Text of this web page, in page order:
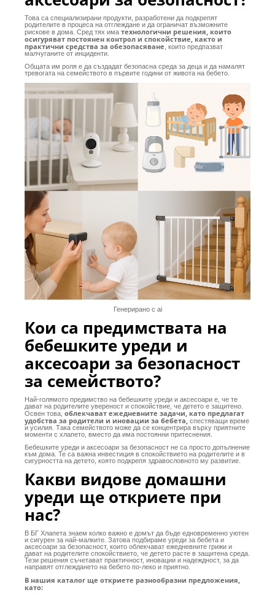
Това са специализирани продукти, разработени да подкрепят
родителите в процеса на отглеждане и да ограничат възможните
рискове в дома. Сред тях има технологични решения, които
осигуряват постоянен контрол и спокойствие, както и
практични средства за обезопасяване , които предпазват
малчуганите от инциденти.
Общата им роля е да създадат безопасна среда за деца и да намалят
тревогата на семейството в първите години от живота на бебето.
Генерирано с ai
Кои са предимствата на
бебешките уреди и
аксесоари за безопасност
за семейството?
Най-голямото предимство на бебешките уреди и аксесоари е, че те
дават на родителите увереност и спокойствие, че детето е защитено.
Освен това, облекчават ежедневните задачи, като предлагат
удобства за родители и иновации за бебета, спестяващи време
и усилия. Така семейството може да се концентрира върху приятните
моменти с хлапето, вместо да има постоянни притеснения.
Бебешките уреди и аксесоари за безопасност не са просто допълнение
към дома. Те са важна инвестиция в спокойствието на родителите и в
сигурността на детето, която подкрепя здравословното му развитие.
Какви видове домашни
уреди ще откриете при
нас?
В БГ Хлапета знаем колко важно е домът да бъде едновременно уютен
и сигурен за най-малките. Затова подбираме уреди за бебета и
аксесоари за безопасност, които облекчават ежедневните грижи и
дават на родителите спокойствието, че детето расте в защитена среда.
Тези решения съчетават практичност, иновации и надеждност, за да
направят отглеждането на бебето по-леко и приятно.
В нашия каталог ще откриете разнообразни предложения,
като: